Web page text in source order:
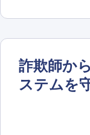
詐欺師か
ステムを